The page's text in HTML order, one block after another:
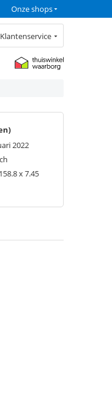
Onze shops
Klantenservice
2022
x 7.45